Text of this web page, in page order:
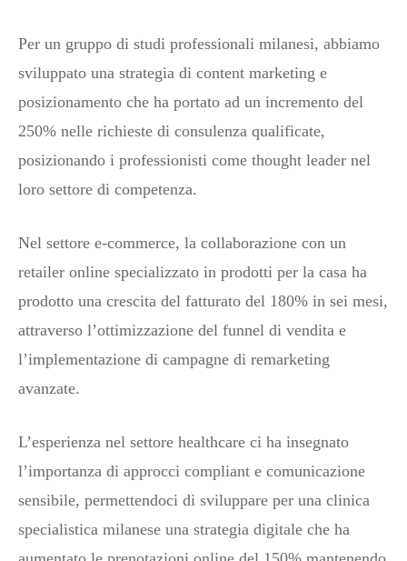
Per un gruppo di studi professionali milanesi, abbiamo
sviluppato una strategia di content marketing e
posizionamento che ha portato ad un incremento del
250% nelle richieste di consulenza qualificate,
posizionando i professionisti come thought leader nel
loro settore di competenza.
Nel settore e-commerce, la collaborazione con un
retailer online specializzato in prodotti per la casa ha
prodotto una crescita del fatturato del 180% in sei mesi,
attraverso l’ottimizzazione del funnel di vendita e
l’implementazione di campagne di remarketing
avanzate.
L’esperienza nel settore healthcare ci ha insegnato
l’importanza di approcci compliant e comunicazione
sensibile, permettendoci di sviluppare per una clinica
specialistica milanese una strategia digitale che ha